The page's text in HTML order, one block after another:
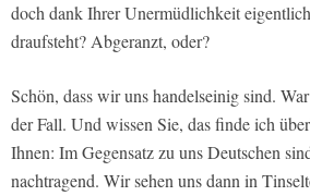
doch dank Ihrer Unermüdlichkeit
draufsteht? Abgeranzt, oder?
Schön, dass wir uns handelseinig sind.
der Fall. Und wissen Sie, das finde ich
Ihnen: Im Gegensatz zu uns Deutschen
nachtragend. Wir sehen uns dann in